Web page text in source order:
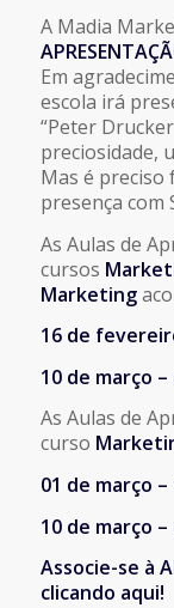
A Madia
Em
escola irá
“Peter
preciosidade,
Mas é preciso
presença com
As Aulas de
cursos
Marketing
16 de
10 de março
As Aulas de
curso
01 de março
10 de março
Associe-se à
clicando aqui!